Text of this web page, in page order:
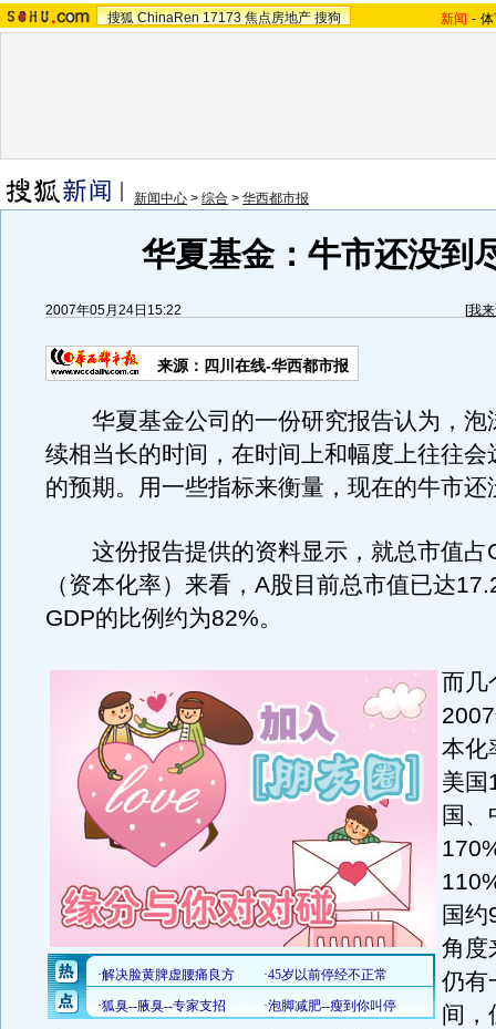
搜狐 ChinaRen 17173 焦点房地产 搜狗 新闻 -
新闻中心 > 综合 > 华西都市报
华夏基金：牛市还没到
2007年05月24日15:22 [我
来源：四川在线-华西都市报
华夏基金公司的一份研究报告认为，泡
续相当长的时间，在时间上和幅度上往往会
的预期。用一些指标来衡量，现在的牛市还
这份报告提供的资料显示，就总市值占
（资本化率）来看，A股目前总市值已达
GDP的比例约为82%。
而几
本化
美国
国
国
角度
仍有
间，